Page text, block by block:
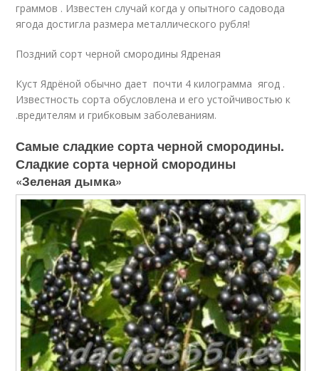
граммов . Известен случай когда у опытного садовода
ягода достигла размера металлического рубля!
Поздний сорт черной смородины Ядреная
Куст Ядрёной обычно дает почти 4 килограмма ягод .
Известность сорта обусловлена и его устойчивостью к
.вредителям и грибковым заболеваниям.
Самые сладкие сорта черной смородины.
Сладкие сорта черной смородины
«Зеленая дымка»